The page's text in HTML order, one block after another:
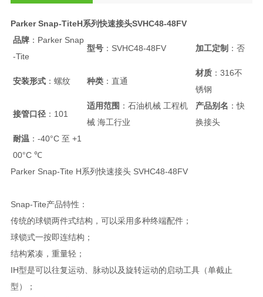
Parker Snap-TiteH系列快速接头SVHC48-48FV
品牌：Parker Snap
-Tite
型号：SVHC48-48FV 加工定制：否
安装形式：螺纹 种类：直通
材质：316不
锈钢
接管口径：101
适用范围 ：石油机械 工程机
械 海工行业
产品别名 ：快
换接头
耐温 ：-40°C 至 +1
00°C ℃
Parker Snap-Tite H系列快速接头 SVHC48-48FV
Snap-Tite产品特性：
传统的球锁两件式结构，可以采用多种终端配件；
球锁式一按即连结构；
结构紧凑，重量轻；
IH型是可以往复运动、脉动以及旋转运动的启动工具（单截止
型）；